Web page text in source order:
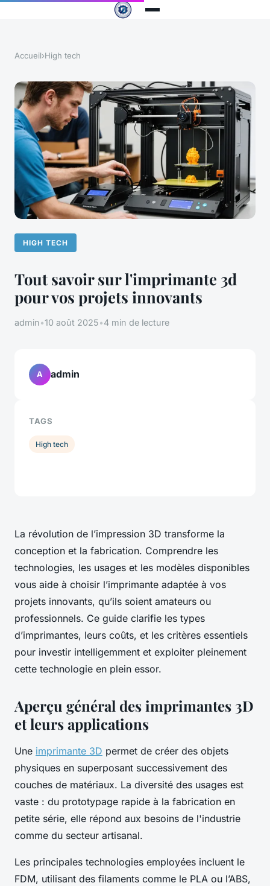
Accueil›High tech
HIGH TECH
Tout savoir sur l'imprimante 3d
pour vos projets innovants
admin•10 août 2025•4 min de lecture
La révolution de l’impression 3D transforme la
conception et la fabrication. Comprendre les
technologies, les usages et les modèles disponibles
vous aide à choisir l’imprimante adaptée à vos
projets innovants, qu’ils soient amateurs ou
professionnels. Ce guide clarifie les types
d’imprimantes, leurs coûts, et les critères essentiels
pour investir intelligemment et exploiter pleinement
cette technologie en plein essor.
Aperçu général des imprimantes 3D
et leurs applications
Une imprimante 3D permet de créer des objets
physiques en superposant successivement des
couches de matériaux. La diversité des usages est
vaste : du prototypage rapide à la fabrication en
petite série, elle répond aux besoins de l'industrie
comme du secteur artisanal.
Les principales technologies employées incluent le
FDM, utilisant des filaments comme le PLA ou l’ABS,
A admin
TAGS
High tech